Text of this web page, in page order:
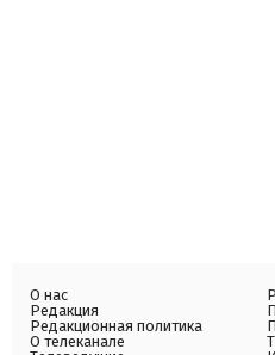
О нас
Редакция
Редакционная политика
О телеканале